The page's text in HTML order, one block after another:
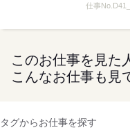
仕事No.
このお仕事を見た
こんなお仕事も見
タグからお仕事を探す